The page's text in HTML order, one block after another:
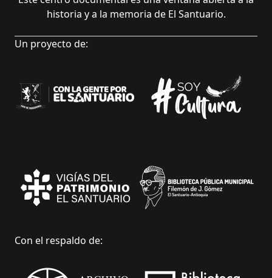
historia y a la memoria de El Santuario.
Un proyecto de:
Con el respaldo de: